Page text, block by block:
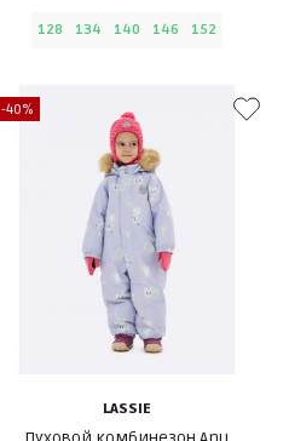
128 134 140 146 152
-40%
LASSIE